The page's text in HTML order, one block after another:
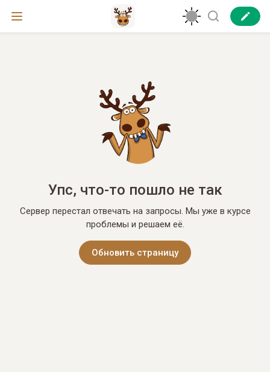
Упс, что-то пошло не так
Сервер перестал отвечать на запросы. Мы уже в курсе
проблемы и решаем её.
Обновить страницу